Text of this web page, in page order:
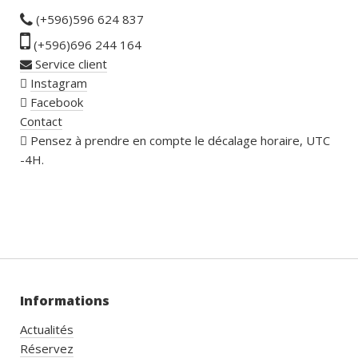
(+596)596 624 837
(+596)696 244 164
Service client
Instagram
Facebook
Contact
Pensez à prendre en compte le décalage horaire, UTC
-4H.
Informations
Actualités
Réservez